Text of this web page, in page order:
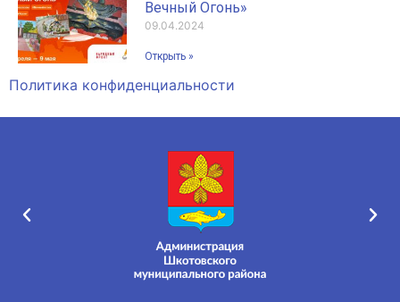
Вечный Огонь»
09.04.2024
Открыть »
Политика конфиденциальности